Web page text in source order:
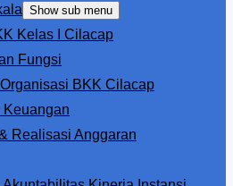
Show sub menu
Kelas I Cilacap
Fungsi
BKK Cilacap
Keuangan
Realisasi Anggaran